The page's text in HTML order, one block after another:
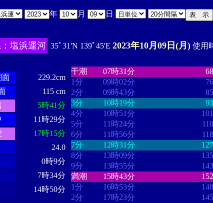
年 月 日
塩浜運河 35ﾟ31'N 139ﾟ45'E 2023年10月09日(月) 使用
面
229.2cm
115 cm
5時41分
11時29分
17時15分
24.0
0時9分
7時34分
14時50分
干潮
07時31分
1分
09時02分
2分
09時43分
3分
10時19分
4分
10時51分
5分
11時24分
6分
11時56分
7分
12時31分
8分
13時09分
9分
13時55分
満潮
15時43分
1分
16時53分
2分
17時23分